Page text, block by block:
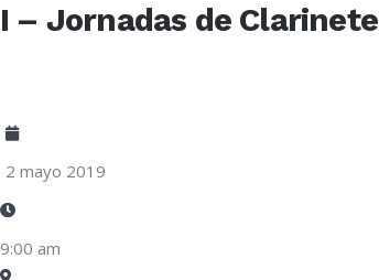
I – Jornadas de Clarinete
2 mayo 2019
9:00 am